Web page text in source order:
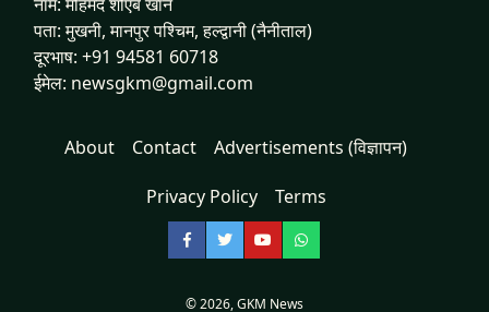
पता: मुखनी, मानपुर पश्चिम, हल्द्वानी (नैनीताल)
दूरभाष: +91 94581 60718
ईमेल: newsgkm@gmail.com
About Contact Advertisements (विज्ञापन)
Privacy Policy Terms
Facebook
TwitterYouTubeWhatsApp
© 2026,GKM News